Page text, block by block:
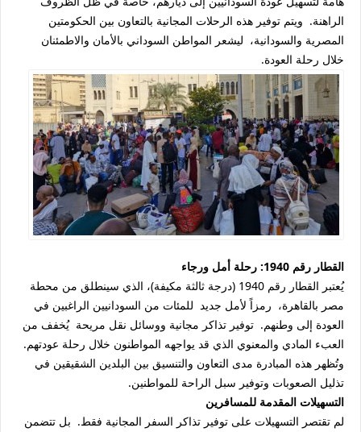
الراهنة. ويتم توفير هذه الرحلات المجانية بالتعاون بين الحكومتين
المصرية والسودانية، ليشعر المواطن السوداني بالأمان والاطمئنان
خلال رحلة العودة.
القطار رقم 1940: رحلة أمل ورجاء
يُعتبر القطار رقم 1940 (درجة ثالثة مكيفة)، الذي سينطلق من محطة
مصر بالقاهرة، رمزاً لأمل جديد للمئات من السودانيين الراغبين في
العودة إلى وطنهم. توفير تذاكر مجانية ووسائل نقل مريحة يُخفف من
العبء المادي والمعنوي الذي قد يواجهه المواطنون خلال رحلة عودتهم.
وتُظهر هذه المبادرة مدى التعاون والتنسيق بين البلدين الشقيقين في
تذليل الصعوبات وتوفير سبل الراحة للمواطنين.
التسهيلات المقدمة للمسافرين
لم تقتصر التسهيلات على توفير تذاكر السفر المجانية فقط. بل تتضمن